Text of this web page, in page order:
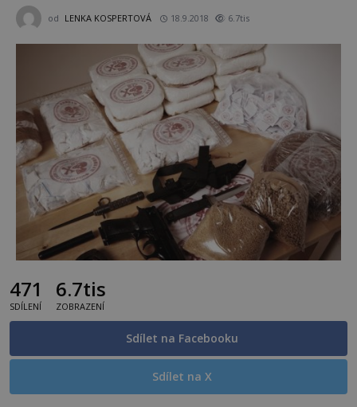
od LENKA KOSPERTOVÁ 18.9.2018 6.7tis
471
SDÍLENÍ
6.7tis
ZOBRAZENÍ
Sdílet na Facebooku
Sdílet na X